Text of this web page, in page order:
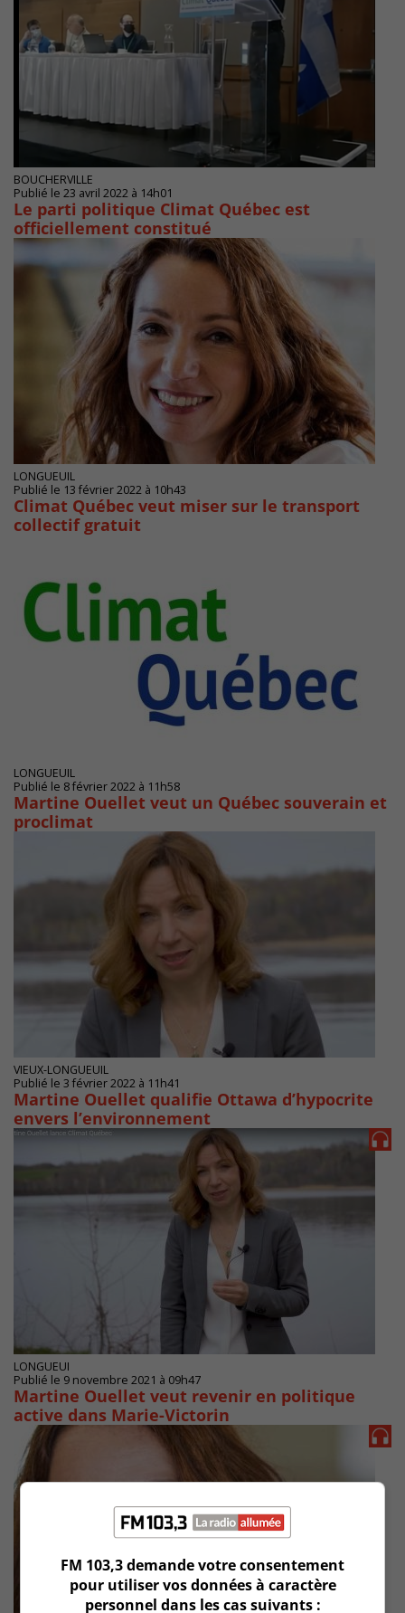
BOUCHERVILLE
Publié le 23 avril 2022 à 14h01
Le parti politique Climat Québec est
officiellement constitué
LONGUEUIL
Publié le 13 février 2022 à 10h43
Climat Québec veut miser sur le transport
collectif gratuit
LONGUEUIL
Publié le 8 février 2022 à 11h58
Martine Ouellet veut un Québec souverain et
proclimat
VIEUX-LONGUEUIL
Publié le 3 février 2022 à 11h41
Martine Ouellet qualifie Ottawa d’hypocrite
envers l’environnement
LONGUEUI
Publié le 9 novembre 2021 à 09h47
Martine Ouellet veut revenir en politique
active dans Marie-Victorin
FM 103,3 demande votre consentement
pour utiliser vos données à caractère
personnel dans les cas suivants :